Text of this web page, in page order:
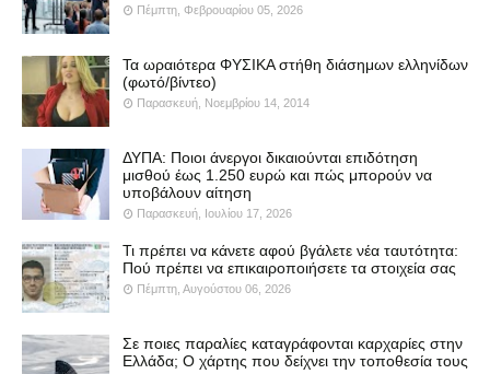
Πέμπτη, Φεβρουαρίου 05, 2026
Τα ωραιότερα ΦΥΣΙΚΑ στήθη διάσημων ελληνίδων
(φωτό/βίντεο)
Παρασκευή, Νοεμβρίου 14, 2014
ΔΥΠΑ: Ποιοι άνεργοι δικαιούνται επιδότηση
μισθού έως 1.250 ευρώ και πώς μπορούν να
υποβάλουν αίτηση
Παρασκευή, Ιουλίου 17, 2026
Τι πρέπει να κάνετε αφού βγάλετε νέα ταυτότητα:
Πού πρέπει να επικαιροποιήσετε τα στοιχεία σας
Πέμπτη, Αυγούστου 06, 2026
Σε ποιες παραλίες καταγράφονται καρχαρίες στην
Ελλάδα; Ο χάρτης που δείχνει την τοποθεσία τους